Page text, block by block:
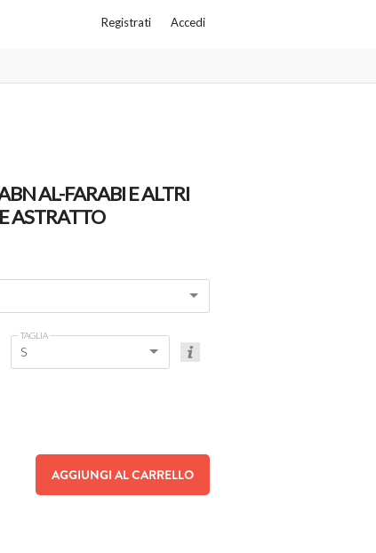
Registrati Accedi
AL-FARABI E ALTRI
ASTRATTO
TAGLIA
S
AGGIUNGI AL CARRELLO